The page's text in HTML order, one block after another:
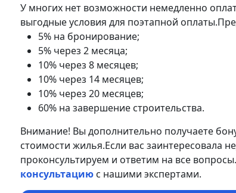
У многих нет возможности немедленно
выгодные условия для поэтапной
5% на бронирование;
5% через 2 месяца;
10% через 8 месяцев;
10% через 14 месяцев;
10% через 20 месяцев;
60% на завершение строительства.
Внимание! Вы дополнительно получаете
стоимости жилья.Если вас заинтересовала
проконсультируем и ответим на все
консультацию с нашими экспертами.